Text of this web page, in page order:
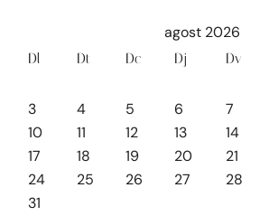
agost 2026
Dl Dt Dc Dj Dv
3
4 5 6 7
10
11 12 13 14
17
18 19 20 21
24
25 26 27 28
31